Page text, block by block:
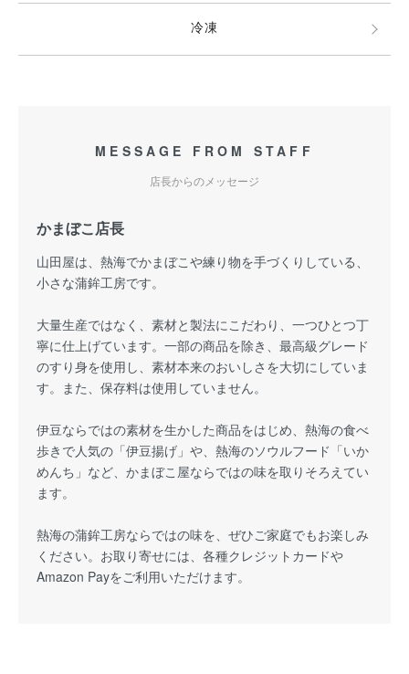
冷凍
MESSAGE FROM STAFF
店長からのメッセージ
かまぼこ店長
山田屋は、熱海でかまぼこや練り物を手づくりしている、
小さな蒲鉾工房です。
大量生産ではなく、素材と製法にこだわり、一つひとつ丁
寧に仕上げています。一部の商品を除き、最高級グレード
のすり身を使用し、素材本来のおいしさを大切にしていま
す。また、保存料は使用していません。
伊豆ならではの素材を生かした商品をはじめ、熱海の食べ
歩きで人気の「伊豆揚げ」や、熱海のソウルフード「いか
めんち」など、かまぼこ屋ならではの味を取りそろえてい
ます。
熱海の蒲鉾工房ならではの味を、ぜひご家庭でもお楽しみ
ください。お取り寄せには、各種クレジットカードや
Amazon Payをご利用いただけます。